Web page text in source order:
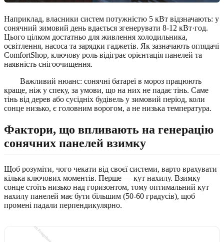
Наприклад, власники систем потужністю 5 кВт відзначають: у
сонячний зимовий день вдається згенерувати 8-12 кВт·год.
Цього цілком достатньо для живлення холодильника,
освітлення, насоса та зарядки гаджетів. Як зазначають оглядачі
ComfortShop, ключову роль відіграє орієнтація панелей та
наявність снігоочищення.
Важливий нюанс: сонячні батареї в мороз працюють
краще, ніж у спеку, за умови, що на них не падає тінь. Саме
тінь від дерев або сусідніх будівель у зимовий період, коли
сонце низько, є головним ворогом, а не низька температура.
Фактори, що впливають на генерацію
сонячних панелей взимку
Щоб розуміти, чого чекати від своєї системи, варто врахувати
кілька ключових моментів. Перше — кут нахилу. Взимку
сонце стоїть низько над горизонтом, тому оптимальний кут
нахилу панелей має бути більшим (50-60 градусів), щоб
промені падали перпендикулярно.